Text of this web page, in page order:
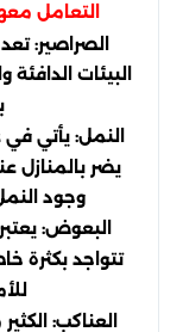
التعامل
الصراصير:
البيئات
النمل: يأتي
يضر بالمنازل
وجود
البعوض:
تتواجد بكثرة
العناكب: